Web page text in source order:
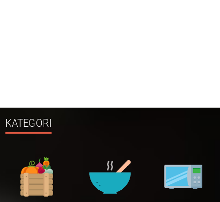
KATEGORI